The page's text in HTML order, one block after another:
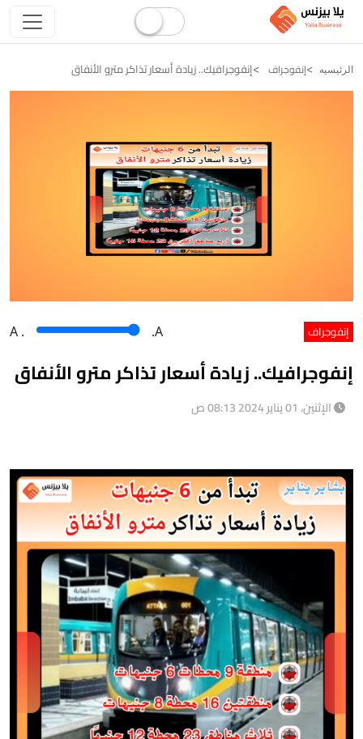
الرئيسيه إنفوجراف إنفوجرافيك.. زيادة أسعار تذاكر مترو الأنفاق
إنفوجراف A . .A
إنفوجرافيك.. زيادة أسعار تذاكر مترو الأنفاق
الإثنين، 01 يناير 2024 08:13 ص